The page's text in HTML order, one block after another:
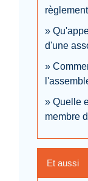
d'une
Quelle
membre
Et aussi